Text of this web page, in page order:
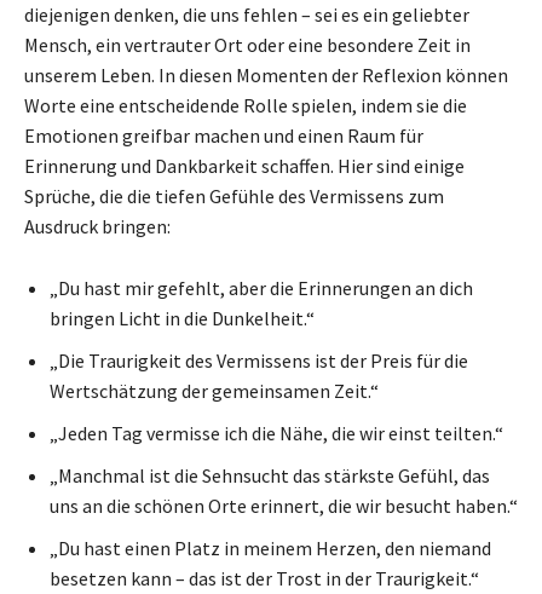
diejenigen denken, die uns fehlen – sei es ein geliebter
Mensch, ein vertrauter Ort oder eine besondere Zeit in
unserem Leben. In diesen Momenten der Reflexion können
Worte eine entscheidende Rolle spielen, indem sie die
Emotionen greifbar machen und einen Raum für
Erinnerung und Dankbarkeit schaffen. Hier sind einige
Sprüche, die die tiefen Gefühle des Vermissens zum
Ausdruck bringen:
„Du hast mir gefehlt, aber die Erinnerungen an dich
bringen Licht in die Dunkelheit.“
„Die Traurigkeit des Vermissens ist der Preis für die
Wertschätzung der gemeinsamen Zeit.“
„Jeden Tag vermisse ich die Nähe, die wir einst teilten.“
„Manchmal ist die Sehnsucht das stärkste Gefühl, das
uns an die schönen Orte erinnert, die wir besucht haben.“
„Du hast einen Platz in meinem Herzen, den niemand
besetzen kann – das ist der Trost in der Traurigkeit.“